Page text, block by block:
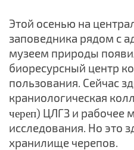
Этой осенью на
заповедника рядом с
музеем природы
биоресурсный центр
пользования. Сейчас
краниологическая
череп) ЦЛГЗ и рабочее
исследования. Но это
хранилище черепов.